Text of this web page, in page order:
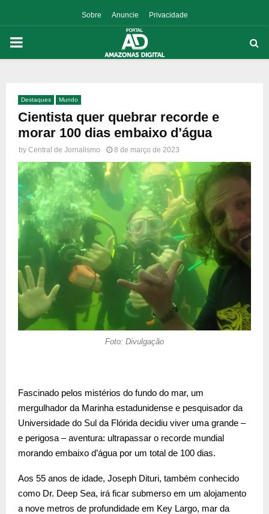
Sobre Anuncie Privacidade
PRIMARY
Destaques Mundo
Cientista quer quebrar recorde e
morar 100 dias embaixo d’água
by Central de Jornalismo 8 de março de 2023
Foto: Divulgação
Fascinado pelos mistérios do fundo do mar, um
mergulhador da Marinha estadunidense e pesquisador da
Universidade do Sul da Flórida decidiu viver uma grande –
e perigosa – aventura: ultrapassar o recorde mundial
morando embaixo d’água por um total de 100 dias.
Aos 55 anos de idade, Joseph Dituri, também conhecido
como Dr. Deep Sea, irá ficar submerso em um alojamento
a nove metros de profundidade em Key Largo, mar da